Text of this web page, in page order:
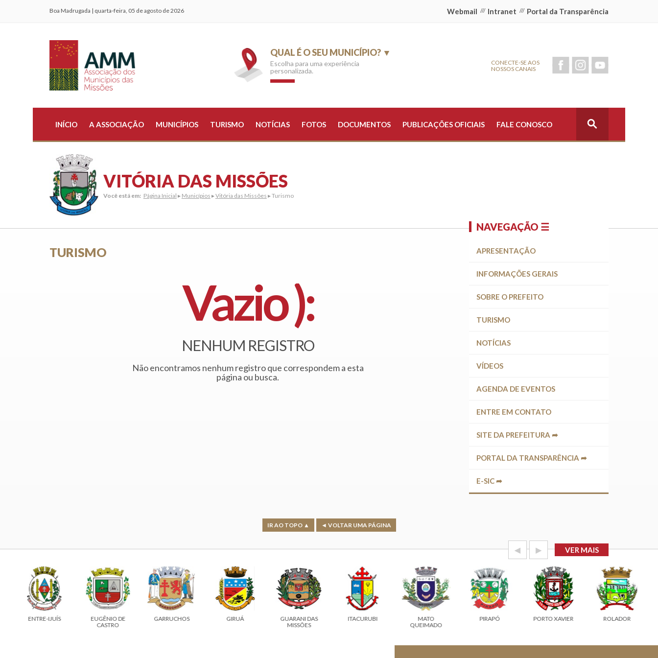
Boa Madrugada | quarta-feira, 05 de agosto de 2026 Webmail /// Intranet /// Portal da Transparência
QUAL É O SEU MUNICÍPIO? ▼
Escolha para uma experiência
personalizada.
CONECTE-SE AOS
NOSSOS CANAIS
INÍCIO A ASSOCIAÇÃO MUNICÍPIOS TURISMO NOTÍCIAS FOTOS DOCUMENTOS PUBLICAÇÕES OFICIAIS FALE CONOSCO
VITÓRIA DAS MISSÕES
Você está em: Página Inicial ▸ Municípios ▸Vitória das Missões ▸ Turismo
TURISMO
Vazio ):
NENHUM REGISTRO
Não encontramos nenhum registro que correspondem a esta
página ou busca.
NAVEGAÇÃO ☰
APRESENTAÇÃO
INFORMAÇÕES GERAIS
SOBRE O PREFEITO
TURISMO
NOTÍCIAS
VÍDEOS
AGENDA DE EVENTOS
ENTRE EM CONTATO
SITE DA PREFEITURA ➦
PORTAL DA TRANSPARÊNCIA ➦
E-SIC ➦
IR AO TOPO ▲ ◄ VOLTAR UMA PÁGINA
◀ ▶ VER MAIS
ENTRE-IJUÍS
EUGÊNIO DE
CASTRO
GARRUCHOS GIRUÁ
GUARANI DAS
MISSÕES
ITACURUBI
MATO
QUEIMADO
PIRAPÓ PORTO XAVIER ROLADOR